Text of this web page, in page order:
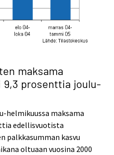
maksama
9,3 prosenttia joulu-
helmikuussa maksama
edellisvuotista
palkkasumman kasvu
oltuaan vuosina 2000